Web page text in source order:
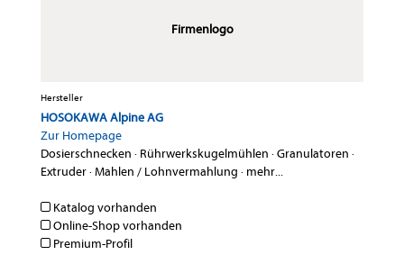
Firmenlogo
Hersteller
HOSOKAWA Alpine AG
Zur Homepage
Dosierschnecken · Rührwerkskugelmühlen ·Granulatoren ·
Extruder·Mahlen / Lohnvermahlung · mehr...
Katalog vorhanden
Online-Shop vorhanden
Premium-Profil